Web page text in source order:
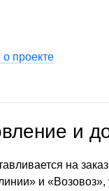
проекте
и
на
и «Возовоз»,